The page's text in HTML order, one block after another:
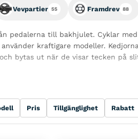
Vevpartier 55 Framdrev 88
pedalerna till bakhjulet. Cyklar med
kraftigare modeller.
bytas ut när de visar tecken på
Pris Tillgänglighet Rabatt